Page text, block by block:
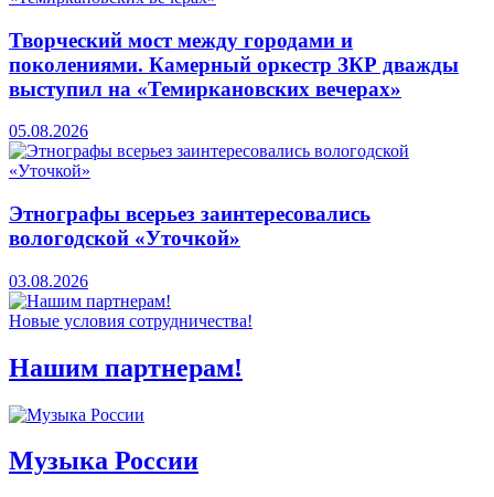
Творческий мост между городами и
поколениями. Камерный оркестр ЗКР дважды
выступил на «Темиркановских вечерах»
05.08.2026
Этнографы всерьез заинтересовались
вологодской «Уточкой»
03.08.2026
Новые условия сотрудничества!
Нашим партнерам!
Музыка России